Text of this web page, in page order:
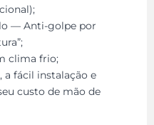
— Anti-golpe por
clima frio;
fácil instalação e
custo de mão de